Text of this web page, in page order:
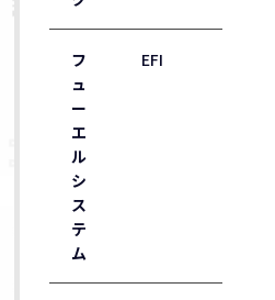
フ
ュ
ー
エ
ル
シ
ス
テ
ム
EFI